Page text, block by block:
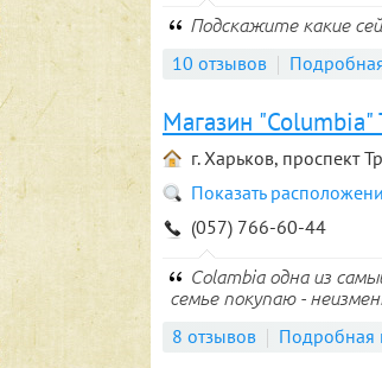
Подскажите какие
10 отзывов
Магазин
г. Харьков, проспект
Показать
(057) 766-60-44
Colambia одна из
семье покупаю -
8 отзывов Подробная